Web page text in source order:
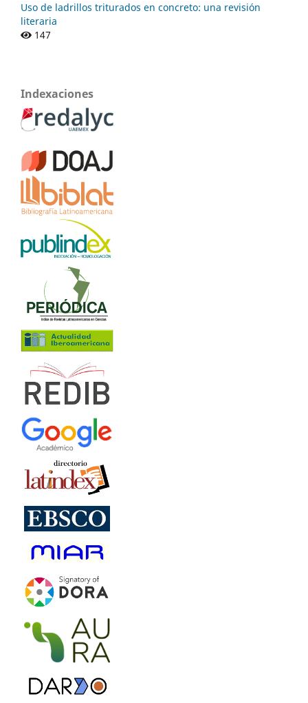
Uso de ladrillos triturados en concreto: una revisión
literaria
147
Indexaciones